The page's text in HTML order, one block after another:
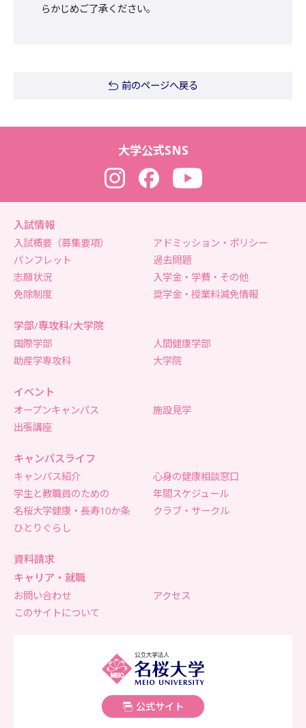
らかじめご了承ください。
前のページへ戻る
大学公式SNS
InstagramFacebookYouTube
入試情報
入試概要（募集要項）
アドミッション・ポリシー
パンフレット
過去問題
志願状況
入学金・学費・その他
免除制度
奨学金・授業料減免情報
学部/専攻科/大学院
国際学部
人間健康学部
助産学専攻科
大学院
イベント
オープンキャンパス
施設見学
出張講座
キャンパスライフ
キャンパス紹介
心身の健康相談窓口
学生と教職員のための
名桜大学健康・長寿10か条
年間スケジュール
クラブ・サークル
ひとりぐらし
資料請求
キャリア・就職
お問い合わせ
アクセス
このサイトについて
公式サイト